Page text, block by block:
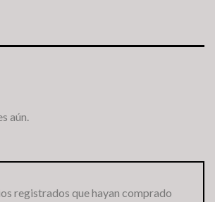
aún.
registrados que hayan comprado